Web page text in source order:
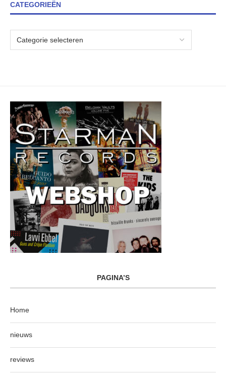
CATEGORIEËN
PAGINA’S
Home
nieuws
reviews